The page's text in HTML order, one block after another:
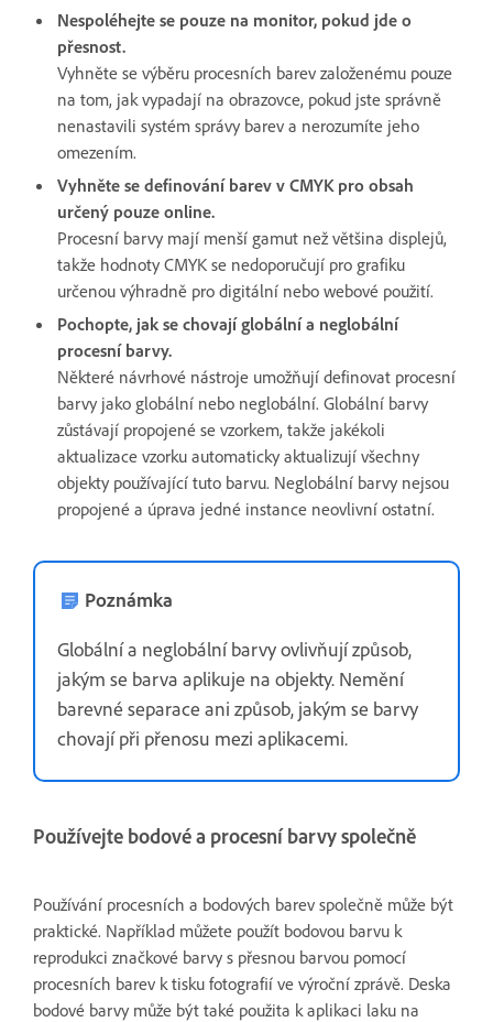
Nespoléhejte se pouze na monitor, pokud jde o
přesnost.
Vyhněte se výběru procesních barev založenému pouze
na tom, jak vypadají na obrazovce, pokud jste správně
nenastavili systém správy barev a nerozumíte jeho
omezením.
Vyhněte se definování barev v CMYK pro obsah
určený pouze online.
Procesní barvy mají menší gamut než většina displejů,
takže hodnoty CMYK se nedoporučují pro grafiku
určenou výhradně pro digitální nebo webové použití.
Pochopte, jak se chovají globální a neglobální
procesní barvy.
Některé návrhové nástroje umožňují definovat procesní
barvy jako globální nebo neglobální. Globální barvy
zůstávají propojené se vzorkem, takže jakékoli
aktualizace vzorku automaticky aktualizují všechny
objekty používající tuto barvu. Neglobální barvy nejsou
propojené a úprava jedné instance neovlivní ostatní.
Poznámka
Globální a neglobální barvy ovlivňují způsob,
jakým se barva aplikuje na objekty. Nemění
barevné separace ani způsob, jakým se barvy
chovají při přenosu mezi aplikacemi.
Používejte bodové a procesní barvy společně
Používání procesních a bodových barev společně může být
praktické. Například můžete použít bodovou barvu k
reprodukci značkové barvy s přesnou barvou pomocí
procesních barev k tisku fotografií ve výroční zprávě. Deska
bodové barvy může být také použita k aplikaci laku na